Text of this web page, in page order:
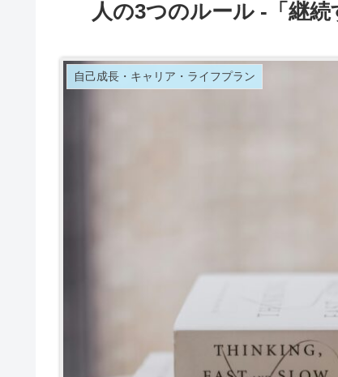
人の3つのルール -「継
自己成長・キャリア・ライフプラン